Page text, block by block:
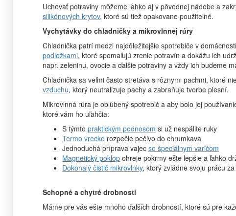
Uchovať potraviny môžeme ľahko aj v pôvodnej nádobe a
silikónových krytov, ktoré sú tiež opakovane použiteľné.
Vychytávky do chladničky a mikrovlnnej rúry
Chladnička patrí medzi najdôležitejšie spotrebiče v
podložkami, ktoré spomaľujú zrenie potravín a dokážu ich
napr. zeleninu, ovocie a ďalšie potraviny a vždy ich budeme
Chladnička sa veľmi často stretáva s rôznymi pachmi, ktoré
vzduchu, ktorý neutralizuje pachy a zabraňuje tvorbe plesní.
Mikrovlnná rúra je obľúbený spotrebič a aby bolo jej
ktoré vám ho uľahčia:
S týmto praktickým podnosom si už nespálite ruky
Termo vrecko rozpečie pečivo do chrumkava
Jednoduchá príprava vajec so špeciálnym varičom
Magnetický poklop ohreje pokrmy ešte lepšie a ľahko
Dokonalý čistič mikrovlnky, ktorý zvládne svoju prácu
Schopné a chytré drobnosti
Máme pre vás ešte mnoho ďalších drobností, ktoré sú pre